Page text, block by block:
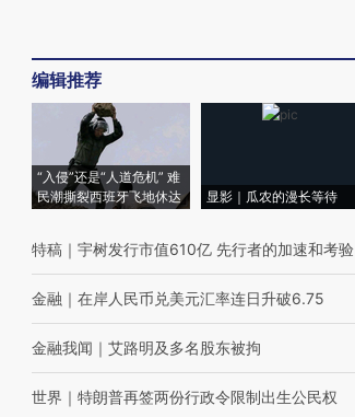
编辑推荐
“入侵”还是“人道危机” 难
民潮撕裂西班牙飞地休达
显影｜瓜农的漫长等待
特稿 ｜ 宇树发行市值610亿 先行者的加速和考验
金融 ｜ 在岸人民币兑美元汇率连日升破6.75
金融我闻 ｜ 艾路明及多名股东被拘
世界 ｜ 特朗普再签两份行政令限制出生公民权